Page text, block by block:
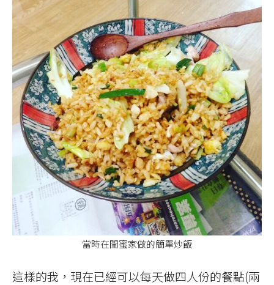
當時在閨蜜家做的簡單炒飯
這樣的我，現在已經可以每天做四人份的餐點(兩